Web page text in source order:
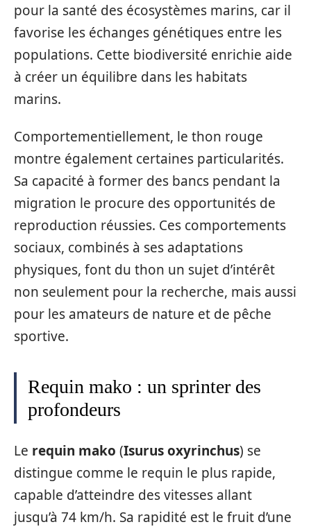
pour la santé des écosystèmes marins, car il
favorise les échanges génétiques entre les
populations. Cette biodiversité enrichie aide
à créer un équilibre dans les habitats
marins.
Comportementiellement, le thon rouge
montre également certaines particularités.
Sa capacité à former des bancs pendant la
migration le procure des opportunités de
reproduction réussies. Ces comportements
sociaux, combinés à ses adaptations
physiques, font du thon un sujet d’intérêt
non seulement pour la recherche, mais aussi
pour les amateurs de nature et de pêche
sportive.
Requin mako : un sprinter des
profondeurs
Le requin mako (Isurus oxyrinchus) se
distingue comme le requin le plus rapide,
capable d’atteindre des vitesses allant
jusqu’à 74 km/h. Sa rapidité est le fruit d’une